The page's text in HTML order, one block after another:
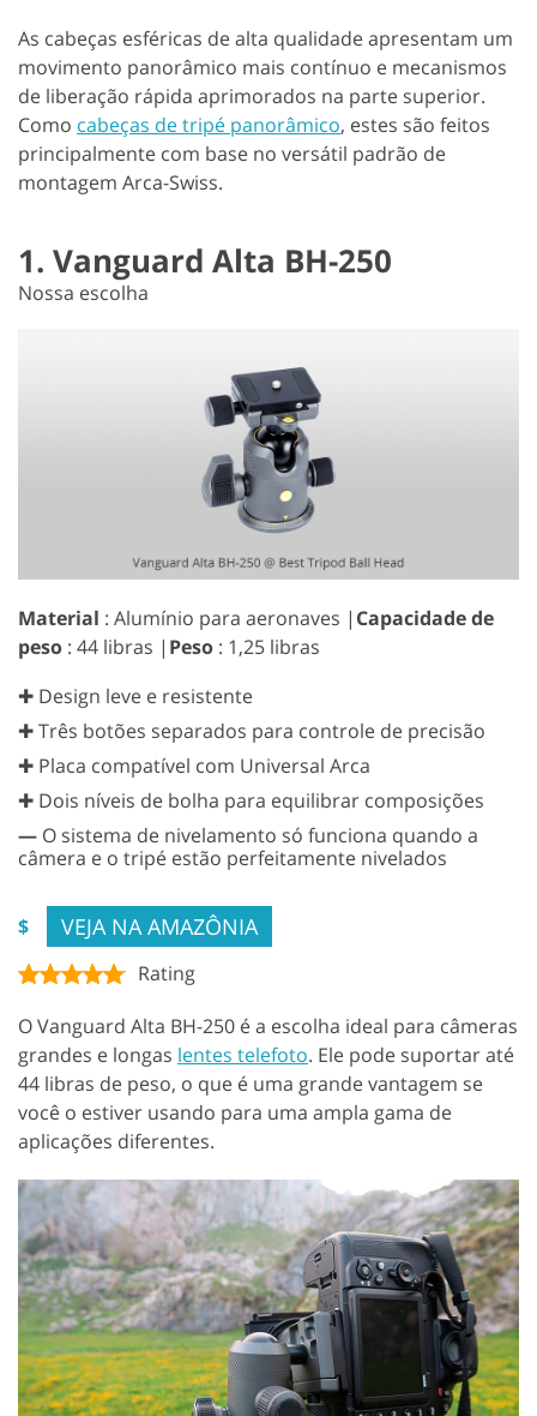
As cabeças esféricas de alta qualidade apresentam um
movimento panorâmico mais contínuo e mecanismos
de liberação rápida aprimorados na parte superior.
Como cabeças de tripé panorâmico, estes são feitos
principalmente com base no versátil padrão de
montagem Arca-Swiss.
1. Vanguard Alta BH-250
Nossa escolha
Material : Alumínio para aeronaves | Capacidade de
peso : 44 libras | Peso : 1,25 libras
✚ Design leve e resistente
✚ Três botões separados para controle de precisão
✚ Placa compatível com Universal Arca
✚ Dois níveis de bolha para equilibrar composições
— O sistema de nivelamento só funciona quando a
câmera e o tripé estão perfeitamente nivelados
$ VEJA NA AMAZÔNIA
Rating
O Vanguard Alta BH-250 é a escolha ideal para câmeras
grandes e longas lentes telefoto. Ele pode suportar até
44 libras de peso, o que é uma grande vantagem se
você o estiver usando para uma ampla gama de
aplicações diferentes.